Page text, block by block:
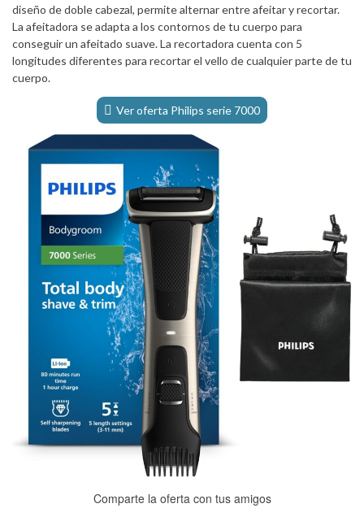
diseño de doble cabezal, permite alternar entre afeitar y recortar.
La afeitadora se adapta a los contornos de tu cuerpo para
conseguir un afeitado suave. La recortadora cuenta con 5
longitudes diferentes para recortar el vello de cualquier parte de tu
cuerpo.
Ver oferta Philips serie 7000
Comparte la oferta con tus amigos